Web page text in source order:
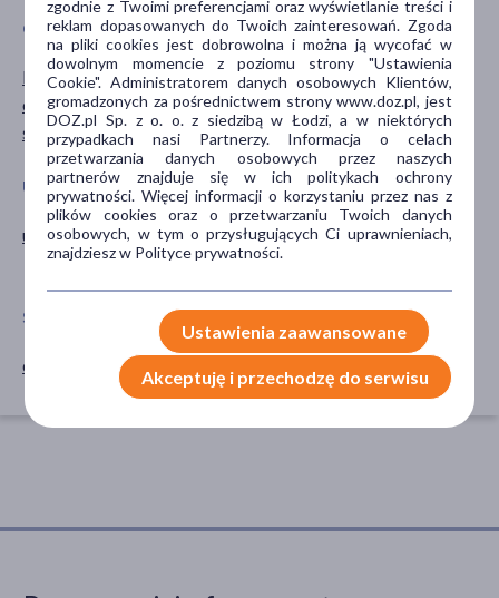
GŁÓWNY SKŁADNIK
karczoch
ostropest
sylimaryna
CZĘŚĆ CIAŁA
wątroba
UKŁADY NARZĄDOWE
układ pokarmowy
PORA STOSOWANIA
na dzień
na noc
SPOSÓB APLIKACJI
doustne
zgodnie z Twoimi preferencjami oraz wyświetlanie treści i
reklam dopasowanych do Twoich zainteresowań. Zgoda
na pliki cookies jest dobrowolna i można ją wycofać w
dowolnym momencie z poziomu strony "Ustawienia
Cookie". Administratorem danych osobowych Klientów,
gromadzonych za pośrednictwem strony www.doz.pl, jest
DOZ.pl Sp. z o. o. z siedzibą w Łodzi, a w niektórych
przypadkach nasi Partnerzy. Informacja o celach
przetwarzania danych osobowych przez naszych
partnerów znajduje się w ich politykach ochrony
prywatności. Więcej informacji o korzystaniu przez nas z
plików cookies oraz o przetwarzaniu Twoich danych
osobowych, w tym o przysługujących Ci uprawnieniach,
znajdziesz w Polityce prywatności.
Ustawienia zaawansowane
Akceptuję i przechodzę do serwisu